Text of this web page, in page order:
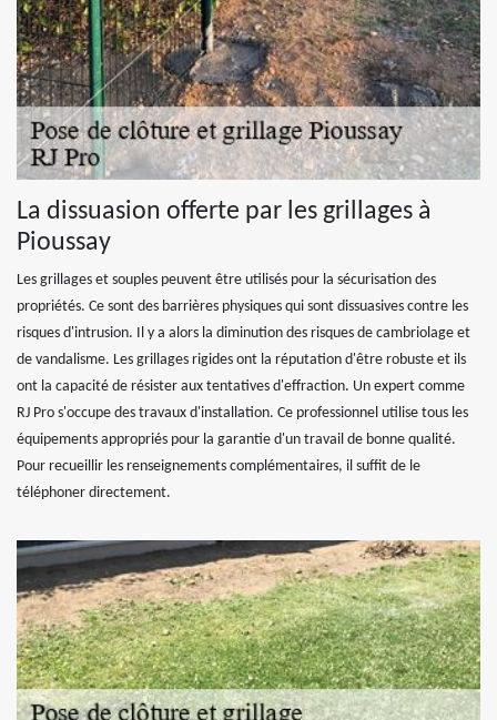
La dissuasion offerte par les grillages à
Pioussay
Les grillages et souples peuvent être utilisés pour la sécurisation des
propriétés. Ce sont des barrières physiques qui sont dissuasives contre les
risques d'intrusion. Il y a alors la diminution des risques de cambriolage et
de vandalisme. Les grillages rigides ont la réputation d'être robuste et ils
ont la capacité de résister aux tentatives d'effraction. Un expert comme
RJ Pro s'occupe des travaux d'installation. Ce professionnel utilise tous les
équipements appropriés pour la garantie d'un travail de bonne qualité.
Pour recueillir les renseignements complémentaires, il suffit de le
téléphoner directement.